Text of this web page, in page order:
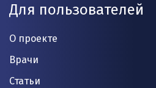
Для пользователей
О проекте
Врачи
Статьи